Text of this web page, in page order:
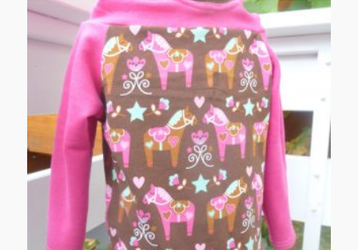
Produkte
in
aufsteigender
Reihenfolge
zu
sortieren